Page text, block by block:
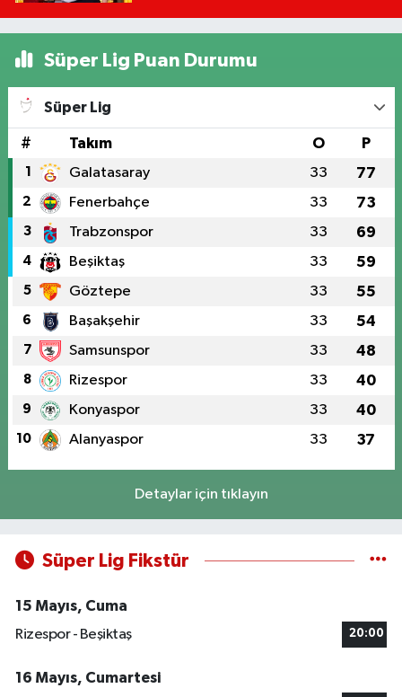
Süper Lig Puan Durumu
Süper Lig
# Takım O P
1 Galatasaray 33 77
2 Fenerbahçe 33 73
3 Trabzonspor 33 69
4 Beşiktaş 33 59
5 Göztepe 33 55
6 Başakşehir 33 54
7 Samsunspor 33 48
8 Rizespor 33 40
9 Konyaspor 33 40
10 Alanyaspor 33 37
Detaylar için tıklayın
Süper Lig Fikstür
15 Mayıs, Cuma
Rizespor - Beşiktaş
20:00
16 Mayıs, Cumartesi